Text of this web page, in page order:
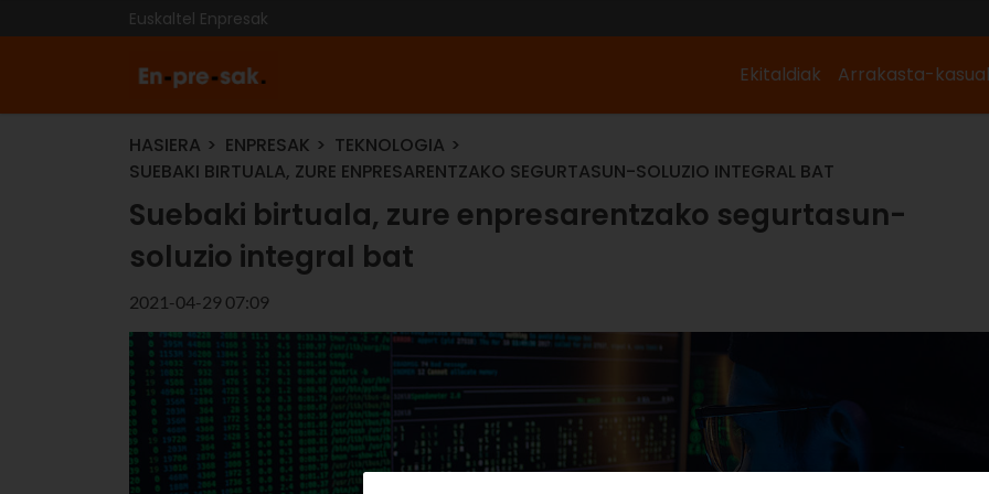
Euskaltel Enpresak
Ekitaldiak Arrakasta-
HASIERA ENPRESAK
TEKNOLOGIA
SUEBAKI BIRTUALA, ZURE ENPRESARENTZAKO SEGURTASUN-SOLUZIO INTEGRAL BAT
Suebaki birtuala, zure enpresarentzako segurtasun-
soluzio integral bat
2021-04-29 07:09